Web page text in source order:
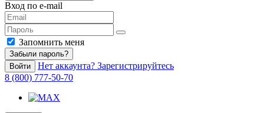
Вход по e-mail
Запомнить меня
Забыли пароль?
Войти
Нет аккаунта? Зарегистрируйтесь
8 (800) 777-50-70